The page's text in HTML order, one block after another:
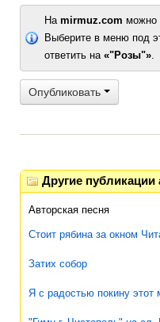
На mirmuz.com можно
Выберите в меню под
ответить на «"Розы"»
Опубликовать
Другие публикации
Авторская песня
Стоит рябина за окном
Затих собор
Я с радостью покину этот